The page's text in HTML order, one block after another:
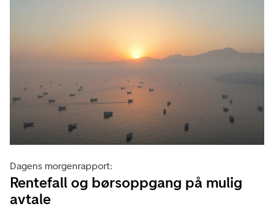
Dagens morgenrapport:
Rentefall og børsoppgang på mulig
avtale